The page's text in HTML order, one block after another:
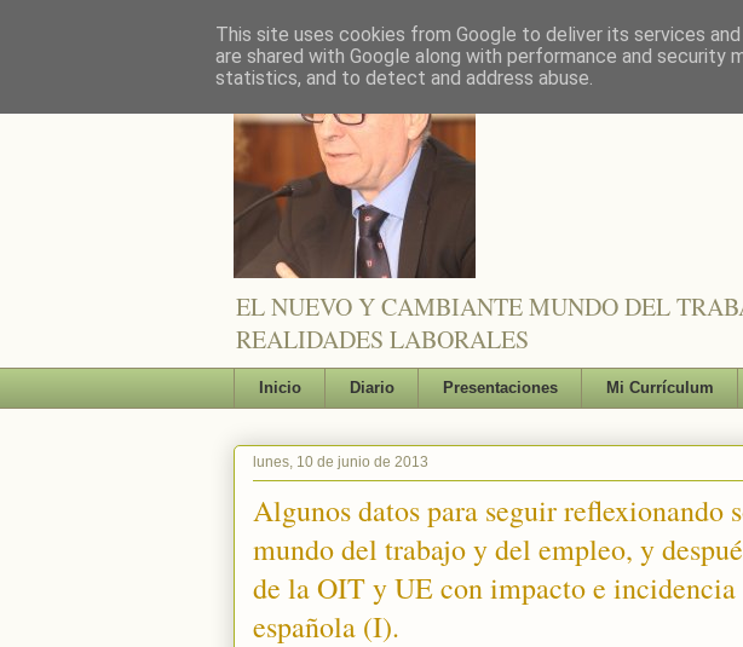
EL NUEVO Y CAMBIANTE MUNDO DEL
REALIDADES LABORALES
Inicio Diario Presentaciones Mi Currículum
lunes, 10 de junio de 2013
Algunos datos para seguir reflexionando
mundo del trabajo y del empleo, y
de la OIT y UE con impacto e
española (I).
This site uses cookies from Google to deliver its services
are shared with Google along with performance and
statistics, and to detect and address abuse.